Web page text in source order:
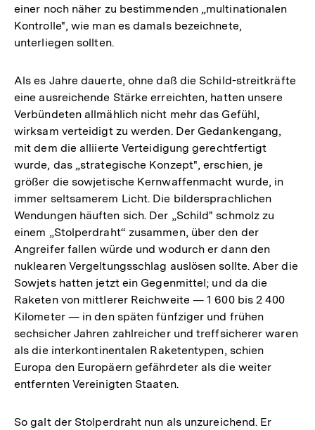
einer noch näher zu bestimmenden „multinationalen
Kontrolle", wie man es damals bezeichnete,
unterliegen sollten.
Als es Jahre dauerte, ohne daß die Schild-streitkräfte
eine ausreichende Stärke erreichten, hatten unsere
Verbündeten allmählich nicht mehr das Gefühl,
wirksam verteidigt zu werden. Der Gedankengang,
mit dem die alliierte Verteidigung gerechtfertigt
wurde, das „strategische Konzept", erschien, je
größer die sowjetische Kernwaffenmacht wurde, in
immer seltsamerem Licht. Die bildersprachlichen
Wendungen häuften sich. Der „Schild" schmolz zu
einem „Stolperdraht“ zusammen, über den der
Angreifer fallen würde und wodurch er dann den
nuklearen Vergeltungsschlag auslösen sollte. Aber die
Sowjets hatten jetzt ein Gegenmittel; und da die
Raketen von mittlerer Reichweite — 1 600 bis 2 400
Kilometer — in den späten fünfziger und frühen
sechsicher Jahren zahlreicher und treffsicherer waren
als die interkontinentalen Raketentypen, schien
Europa den Europäern gefährdeter als die weiter
entfernten Vereinigten Staaten.
So galt der Stolperdraht nun als unzureichend. Er